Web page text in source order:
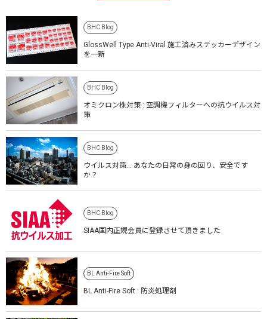
BHC Blog
GlossWell Type Anti-Viral 施工済みステッカーデザイン
を一新
BHC Blog
オミクロン株対策 : 空調機フィルターへの抗ウイルス対
策
BHC Blog
ウイルス対策… あなたの日常の身の回り、安全です
か？
BHC Blog
SIAA国内正規会員に登録させて頂きました
BL Anti-Fire Soft
BL Anti-Fire Soft : 防炎処理剤